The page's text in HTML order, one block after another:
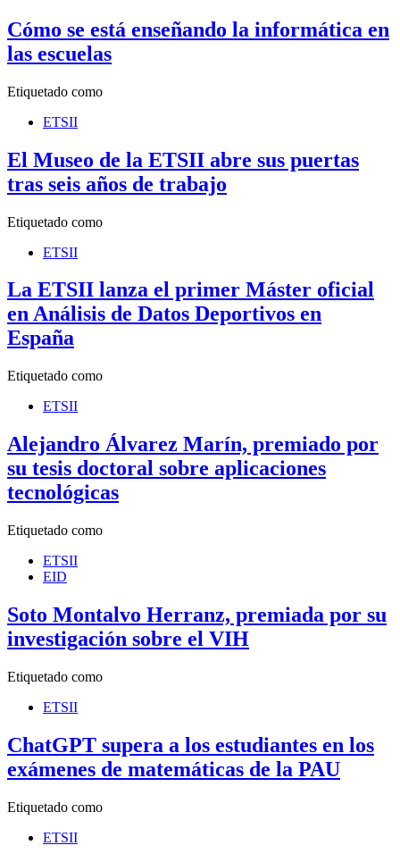
Cómo se está enseñando la informática en
las escuelas
Etiquetado como
ETSII
El Museo de la ETSII abre sus puertas
tras seis años de trabajo
Etiquetado como
ETSII
La ETSII lanza el primer Máster oficial
en Análisis de Datos Deportivos en
España
Etiquetado como
ETSII
Alejandro Álvarez Marín, premiado por
su tesis doctoral sobre aplicaciones
tecnológicas
Etiquetado como
ETSII
EID
Soto Montalvo Herranz, premiada por su
investigación sobre el VIH
Etiquetado como
ETSII
ChatGPT supera a los estudiantes en los
exámenes de matemáticas de la PAU
Etiquetado como
ETSII